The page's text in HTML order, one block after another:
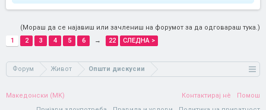
(Мораш да се најавиш или зачлениш на форумот за да одговараш тука.)
1
2 3 4 5 6 → 22 СЛЕДНА >
Форум Живот Општи дискусии
Македонски (MK) Контактирај нè
Помош